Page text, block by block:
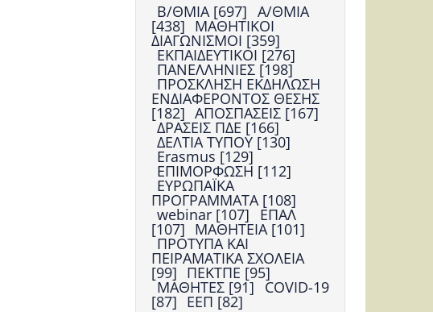
Β/ΘΜΙΑ [697] Α/ΘΜΙΑ
[438] ΜΑΘΗΤΙΚΟΙ
ΔΙΑΓΩΝΙΣΜΟΙ [359]
ΕΚΠΑΙΔΕΥΤΙΚΟΙ [276]
ΠΑΝΕΛΛΗΝΙΕΣ [198]
ΠΡΟΣΚΛΗΣΗ ΕΚΔΗΛΩΣΗ
ΕΝΔΙΑΦΕΡΟΝΤΟΣ ΘΕΣΗΣ
[182] ΑΠΟΣΠΑΣΕΙΣ [167]
ΔΡΑΣΕΙΣ ΠΔΕ [166]
ΔΕΛΤΙΑ ΤΥΠΟΥ [130]
Erasmus [129]
ΕΠΙΜΟΡΦΩΣΗ [112]
ΕΥΡΩΠΑΪΚΑ
ΠΡΟΓΡΑΜΜΑΤΑ [108]
webinar [107] ΕΠΑΛ
[107] ΜΑΘΗΤΕΙΑ [101]
ΠΡΟΤΥΠΑ ΚΑΙ
ΠΕΙΡΑΜΑΤΙΚΑ ΣΧΟΛΕΙΑ
[99] ΠΕΚΤΠΕ [95]
ΜΑΘΗΤΕΣ [91] COVID-19
[87] ΕΕΠ [82]